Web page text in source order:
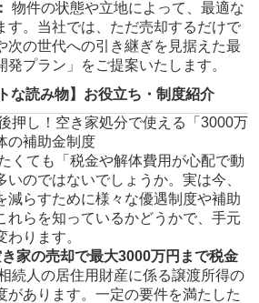
物件の状態や立地によって、最適な
す。当社では、ただ売却するだけで
次の世代への引き継ぎを見据えた最
プラン」をご提案いたします。
な読み物】お役立ち・制度紹介
押し！空き家処分で使える「3000万
の補助金制度
くても「税金や解体費用が心配で動
いのではないでしょうか。実は今、
減らすために様々な優遇制度や補助
れらを知っているかどうかで、手元
ります。
家の売却で最大3000万円まで税金
続人の居住用財産に係る譲渡所得の
があります。一定の要件を満たした